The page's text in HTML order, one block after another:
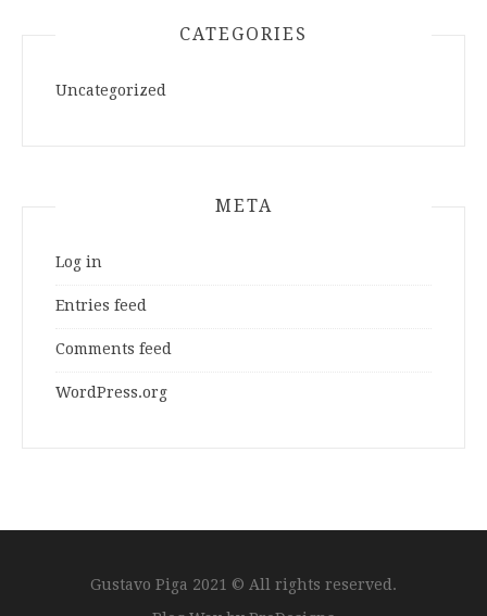
CATEGORIES
Uncategorized
META
Log in
Entries feed
Comments feed
WordPress.org
Gustavo Piga 2021 © All rights reserved.